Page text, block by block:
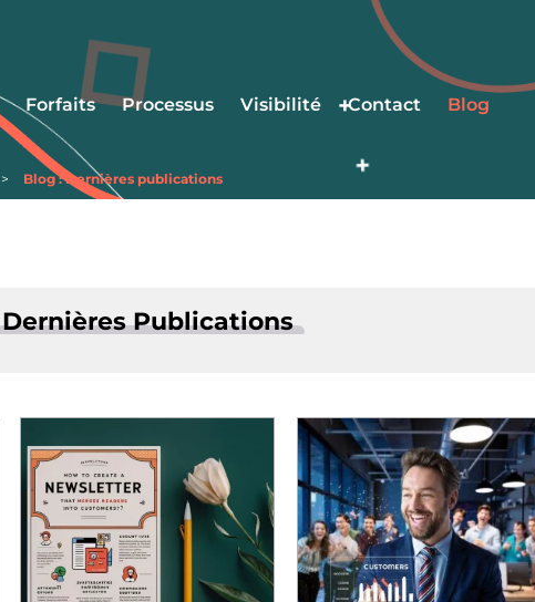
Forfaits Processus Visibilité Contact Blog
> Blog : Dernières publications
Dernières Publications